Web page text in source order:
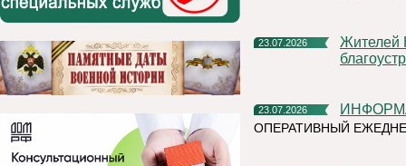
23.07.2026
Жителей Коми приглашают стать блогерами
23.07.2026
ОПЕРАТИВНЫЙ